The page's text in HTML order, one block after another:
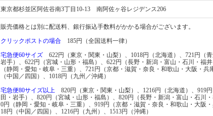
東京都杉並区阿佐谷南3丁目10-13 南阿佐ヶ谷レジデンス206
販売価格とは別に配送料、銀行振込手数料がかかる場合がございます。
クリックポストの場合 185円（全国送料一律）
宅急便60サイズ 622円（東京・関東・山梨）、1018円（北海道）、721円（青
岩手）、622円（宮城・山形・福島）、622円（長野・新潟・富山・石川・福井
（静岡・愛知・岐阜・三重）、721円（京都・滋賀・奈良・和歌山・大阪・兵
（中国／四国）、1018円（九州／沖縄）
宅急便80サイズ以上 820円（東京・関東・山梨）、1216円（北海道）、919
田・岩手）、820円（宮城・山形・福島）、820円（長野・新潟・富山・石川
0円（静岡・愛知・岐阜・三重）、919円（京都・滋賀・奈良・和歌山・大阪
18円（中国／四国）、1216円（九州）、1513円（沖縄）